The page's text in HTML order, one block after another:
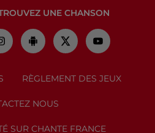
UNE CHANSON
RÈGLEMENT DES JEUX
NOUS
SUR CHANTE FRANCE